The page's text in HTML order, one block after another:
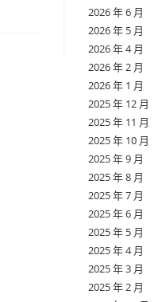
2026 年 6 月
2026 年 5 月
2026 年 4 月
2026 年 2 月
2026 年 1 月
2025 年 12 月
2025 年 11 月
2025 年 10 月
2025 年 9 月
2025 年 8 月
2025 年 7 月
2025 年 6 月
2025 年 5 月
2025 年 4 月
2025 年 3 月
2025 年 2 月